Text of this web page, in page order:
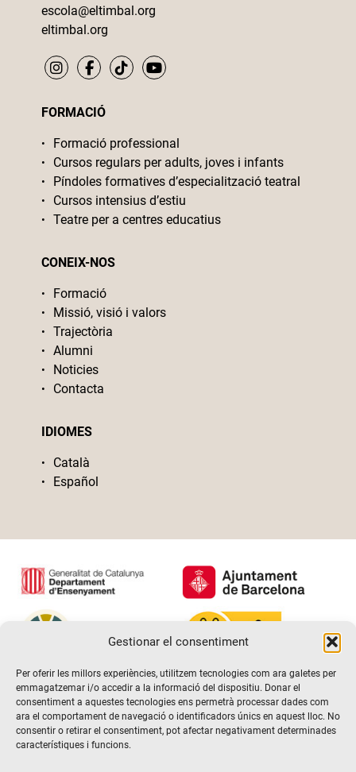
Gestionar el consentiment
Per oferir les millors experiències, utilitzem tecnologies com ara galetes per
emmagatzemar i/o accedir a la informació del dispositiu. Donar el
consentiment a aquestes tecnologies ens permetrà processar dades com
ara el comportament de navegació o identificadors únics en aquest lloc. No
consentir o retirar el consentiment, pot afectar negativament determinades
característiques i funcions.
escola@eltimbal.org
eltimbal.org
FORMACIÓ
Formació professional
Cursos regulars per adults, joves i infants
Píndoles formatives d’especialització teatral
Cursos intensius d’estiu
Teatre per a centres educatius
CONEIX-NOS
Formació
Missió, visió i valors
Trajectòria
Alumni
Noticies
Contacta
IDIOMES
Català
Español